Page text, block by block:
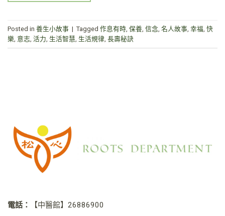
Posted in 養生小故事 | Tagged 作息有時 保養 信念 名人故事 幸福 快
樂 意志 活力 生活智慧 生活規律 長壽秘訣
電話： 【中醫館】 26886900